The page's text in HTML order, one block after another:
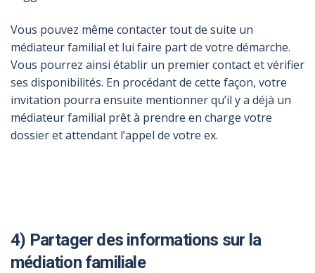
Vous pouvez même contacter tout de suite un
médiateur familial et lui faire part de votre démarche.
Vous pourrez ainsi établir un premier contact et vérifier
ses disponibilités. En procédant de cette façon, votre
invitation pourra ensuite mentionner qu’il y a déjà un
médiateur familial prêt à prendre en charge votre
dossier et attendant l’appel de votre ex.
4) Partager des informations sur la
médiation familiale